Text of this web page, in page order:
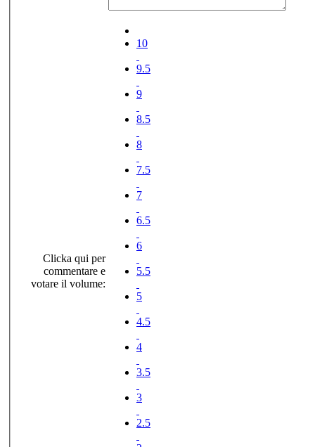
Clicka qui per
commentare e
votare il volume:
10
9.5
9
8.5
8
7.5
7
6.5
6
5.5
5
4.5
4
3.5
3
2.5